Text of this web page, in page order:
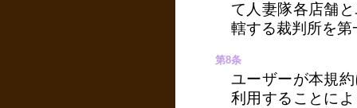
て人妻隊各店舗
轄する裁判所を
第8条
ユーザーが本規
利用することに